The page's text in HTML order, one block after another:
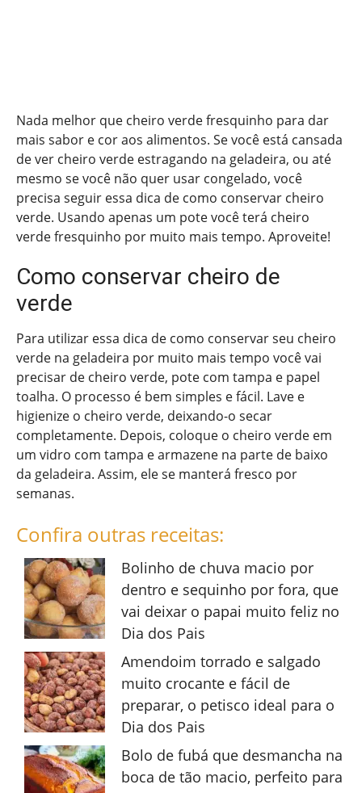
Nada melhor que cheiro verde fresquinho para dar
mais sabor e cor aos alimentos. Se você está cansada
de ver cheiro verde estragando na geladeira, ou até
mesmo se você não quer usar congelado, você
precisa seguir essa dica de como conservar cheiro
verde. Usando apenas um pote você terá cheiro
verde fresquinho por muito mais tempo. Aproveite!
Como conservar cheiro de
verde
Para utilizar essa dica de como conservar seu cheiro
verde na geladeira por muito mais tempo você vai
precisar de cheiro verde, pote com tampa e papel
toalha. O processo é bem simples e fácil. Lave e
higienize o cheiro verde, deixando-o secar
completamente. Depois, coloque o cheiro verde em
um vidro com tampa e armazene na parte de baixo
da geladeira. Assim, ele se manterá fresco por
semanas.
Confira outras receitas:
Bolinho de chuva macio por
dentro e sequinho por fora, que
vai deixar o papai muito feliz no
Dia dos Pais
Amendoim torrado e salgado
muito crocante e fácil de
preparar, o petisco ideal para o
Dia dos Pais
Bolo de fubá que desmancha na
boca de tão macio, perfeito para